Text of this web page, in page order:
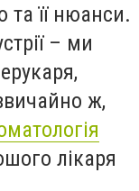
та її нюанси.
– ми
ж,
лікаря